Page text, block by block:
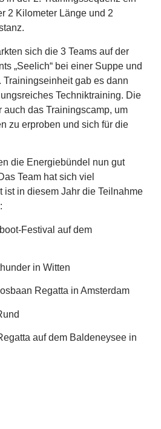
2 Kilometer Länge und 2
sich die 3 Teams auf der
„Seelich“ bei einer Suppe und
Trainingseinheit gab es dann
Techniktraining. Die
auch das Trainingscamp, um
zu erproben und sich für die
die Energiebündel nun gut
Team hat sich viel
ist in diesem Jahr die Teilnahme
Festival auf dem
in Witten
Regatta in Amsterdam
auf dem Baldeneysee in